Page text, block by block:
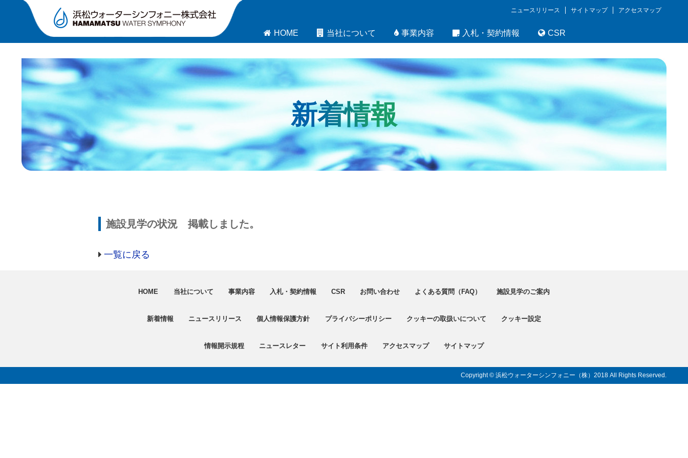
ニュースリリース サイトマップ アクセスマップ
HOME 当社について 事業内容 入札・契約情報 CSR
新着情報
施設見学の状況 掲載しました。
一覧に戻る
HOME 当社について 事業内容 入札・契約情報 CSR お問い合わせ よくある質問（FAQ） 施設見学のご案内
新着情報 ニュースリリース 個人情報保護方針 プライバシーポリシー クッキーの取扱いについて クッキー設定
情報開示規程 ニュースレター サイト利用条件 アクセスマップ サイトマップ
Copyright © 浜松ウォーターシンフォニー（株） 2018 All Rights Reserved.